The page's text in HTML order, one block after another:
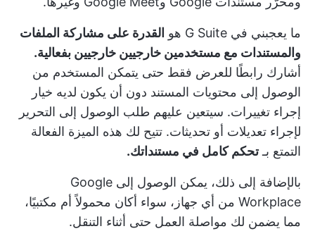
ما يعجبني في G Suite هو
القدرة على مشاركة الملفات
والمستندات مع مستخدمين خارجيين خارجيين بفعالية.
أشارك رابطًا للعرض فقط حتى يتمكن المستخدم من
الوصول إلى محتويات المستند دون أن يكون لديه خيار
إجراء تغييرات. سيتعين عليهم طلب الوصول إلى التحرير
لإجراء تعديلات أو تحديثات. تتيح لك هذه الميزة الفعالة
التمتع بـتحكم كامل في مستنداتك.
بالإضافة إلى ذلك، يمكن الوصول إلى Google
Workplace من أي جهاز، سواء أكان محمولاً أم مكتبيًا،
مما يضمن لك مواصلة العمل حتى أثناء التنقل.